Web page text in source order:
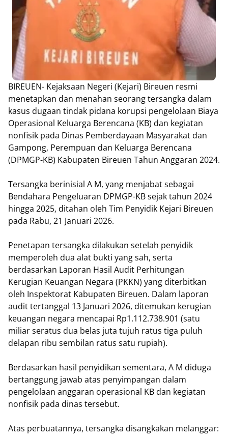
BIREUEN- Kejaksaan Negeri (Kejari) Bireuen resmi
menetapkan dan menahan seorang tersangka dalam
kasus dugaan tindak pidana korupsi pengelolaan Biaya
Operasional Keluarga Berencana (KB) dan kegiatan
nonfisik pada Dinas Pemberdayaan Masyarakat dan
Gampong, Perempuan dan Keluarga Berencana
(DPMGP-KB) Kabupaten Bireuen Tahun Anggaran 2024.
Tersangka berinisial A M, yang menjabat sebagai
Bendahara Pengeluaran DPMGP-KB sejak tahun 2024
hingga 2025, ditahan oleh Tim Penyidik Kejari Bireuen
pada Rabu, 21 Januari 2026.
Penetapan tersangka dilakukan setelah penyidik
memperoleh dua alat bukti yang sah, serta
berdasarkan Laporan Hasil Audit Perhitungan
Kerugian Keuangan Negara (PKKN) yang diterbitkan
oleh Inspektorat Kabupaten Bireuen. Dalam laporan
audit tertanggal 13 Januari 2026, ditemukan kerugian
keuangan negara mencapai Rp1.112.738.901 (satu
miliar seratus dua belas juta tujuh ratus tiga puluh
delapan ribu sembilan ratus satu rupiah).
Berdasarkan hasil penyidikan sementara, A M diduga
bertanggung jawab atas penyimpangan dalam
pengelolaan anggaran operasional KB dan kegiatan
nonfisik pada dinas tersebut.
Atas perbuatannya, tersangka disangkakan melanggar: